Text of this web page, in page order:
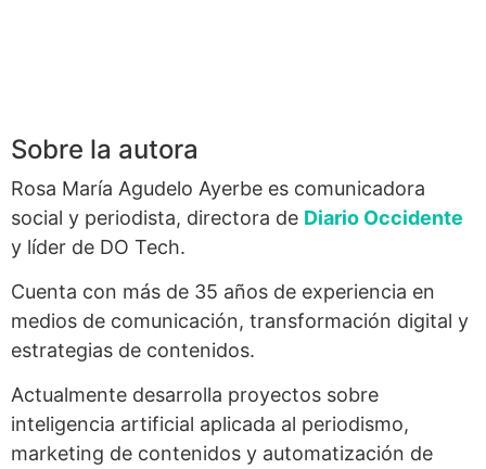
Sobre la autora
Rosa María Agudelo Ayerbe es comunicadora
social y periodista, directora de Diario Occidente
y líder de DO Tech.
Cuenta con más de 35 años de experiencia en
medios de comunicación, transformación digital y
estrategias de contenidos.
Actualmente desarrolla proyectos sobre
inteligencia artificial aplicada al periodismo,
marketing de contenidos y automatización de